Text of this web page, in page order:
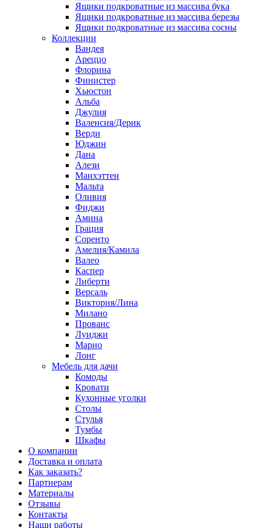
Ящики подкроватные из массива бука
Ящики подкроватные из массива березы
Ящики подкроватные из массива сосны
Коллекции
Вандея
Ареццо
Флорина
Финистер
Хьюстон
Альба
Джулия
Валенсия/Дерик
Верди
Юджин
Дана
Алези
Манхэттен
Мальта
Оливия
Фиджи
Амина
Грация
Соренто
Амелия/Камила
Валео
Каспер
Либерти
Версаль
Виктория/Лина
Милано
Прованс
Луиджи
Марио
Лонг
Мебель для дачи
Комоды
Кровати
Кухонные уголки
Столы
Стулья
Тумбы
Шкафы
О компании
Доставка и оплата
Как заказать?
Партнерам
Материалы
Отзывы
Контакты
Наши работы